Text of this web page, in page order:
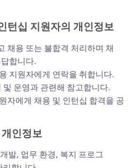
턴십 지원자의 개인정보
채용 또는 불합격 처리하며 채
합니다.
지원자에게 연락을 취합니다.
및 운영과 관련해 참고합니다.
자에게 채용 및 인턴십 합격을 공
개인정보
발, 업무 환경, 복지 프로그